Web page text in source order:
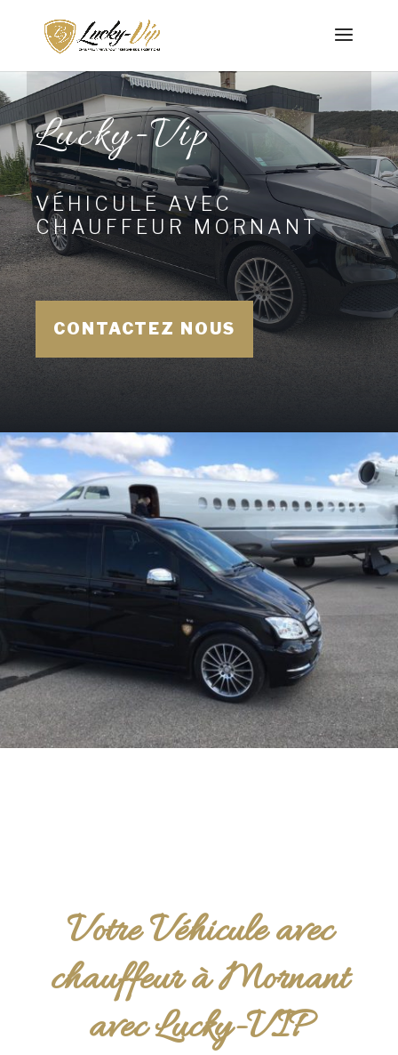
Lucky-Vip
VÉHICULE AVEC
CHAUFFEUR MORNANT
CONTACTEZ NOUS
Votre Véhicule avec
chauffeur à Mornant
avec Lucky-VIP